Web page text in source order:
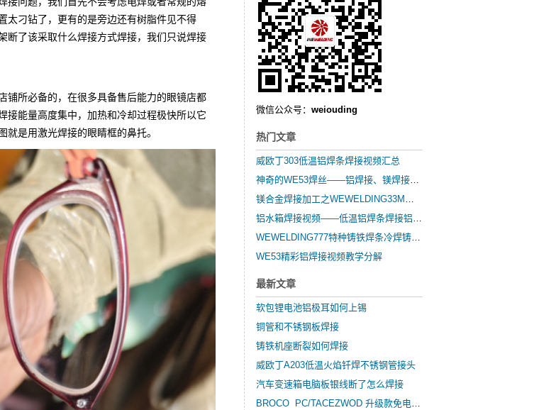
太刁钻了，更有的是旁边还有树脂件见不得
断了该采取什么焊接方式焊接，我们只说焊接
铺所必备的，在很多具备售后能力的眼镜店都
接能量高度集中，加热和冷却过程极快所以它
是用激光焊接的眼睛框的鼻托。
微信公众号： weiouding
热门文章
威欧丁303低温铝焊条焊接视频汇总
神奇的WE53焊丝——铝焊接、镁焊接、锌焊接
镁合金焊接加工之WEWELDING33M镁合金焊丝的简要介绍
铝水箱焊接视频——低温铝焊条焊接铝水箱
WEWELDING777特种铸铁焊条冷焊铸铁发动机缸体基座
WE53精彩铝焊接视频教学分解
最新文章
软包锂电池铝极耳如何上锡
铜管和不锈钢板焊接
铸铁机座断裂如何焊接
威欧丁A203低温火焰钎焊不锈钢管接头
汽车变速箱电脑板银线断了怎么焊接
BROCO PC/TACEZWOD 升级款免电金属弧水陆两用便携切割器